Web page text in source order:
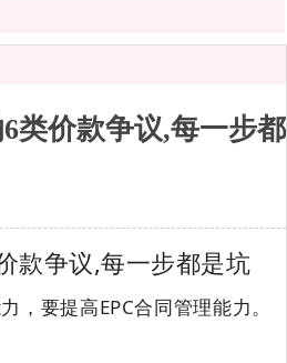
类价款争议,每一步都
款争议,每一步都是坑
，要提高EPC合同管理能力。